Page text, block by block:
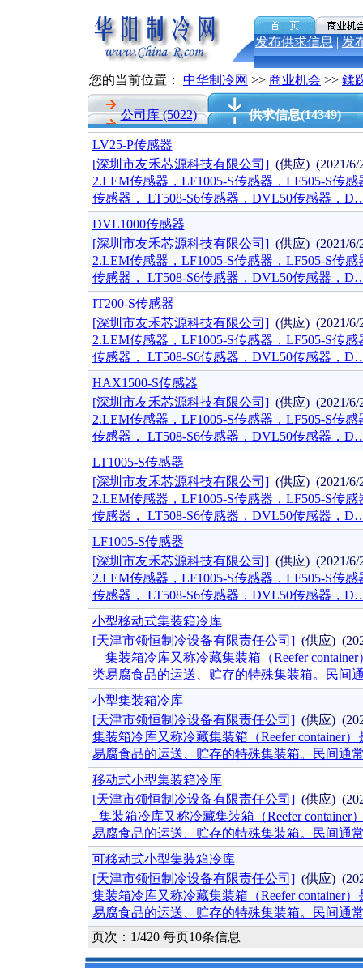
发布供求信息 | 发
您的当前位置： 中华制冷网 >> 商业机会 >> 鍒
公司库(5022) 供求信息(14349)
LV25-P传感器
[深圳市友禾芯源科技有限公司](供应) (2021/
2.LEM传感器，LF1005-S传感器，LF505-S传
传感器， LT508-S6传感器，DVL50传感器，
DVL1000传感器
[深圳市友禾芯源科技有限公司](供应) (2021/
2.LEM传感器，LF1005-S传感器，LF505-S传
传感器， LT508-S6传感器，DVL50传感器，
IT200-S传感器
[深圳市友禾芯源科技有限公司](供应) (2021/
2.LEM传感器，LF1005-S传感器，LF505-S传
传感器， LT508-S6传感器，DVL50传感器，
HAX1500-S传感器
[深圳市友禾芯源科技有限公司](供应) (2021/
2.LEM传感器，LF1005-S传感器，LF505-S传
传感器， LT508-S6传感器，DVL50传感器，
LT1005-S传感器
[深圳市友禾芯源科技有限公司](供应) (2021/
2.LEM传感器，LF1005-S传感器，LF505-S传
传感器， LT508-S6传感器，DVL50传感器，
LF1005-S传感器
[深圳市友禾芯源科技有限公司](供应) (2021/
2.LEM传感器，LF1005-S传感器，LF505-S传
传感器， LT508-S6传感器，DVL50传感器，
小型移动式集装箱冷库
[天津市领恒制冷设备有限责任公司](供应)
集装箱冷库又称冷藏集装箱（Reefer
类易腐食品的运送、贮存的特殊集装箱。民
小型集装箱冷库
[天津市领恒制冷设备有限责任公司](供应)
集装箱冷库又称冷藏集装箱（Reefer container
易腐食品的运送、贮存的特殊集装箱。民间
移动式小型集装箱冷库
[天津市领恒制冷设备有限责任公司](供应)
集装箱冷库又称冷藏集装箱（Reefer
易腐食品的运送、贮存的特殊集装箱。民间
可移动式小型集装箱冷库
[天津市领恒制冷设备有限责任公司](供应)
集装箱冷库又称冷藏集装箱（Reefer container
易腐食品的运送、贮存的特殊集装箱。民间
页次：1/420 每页10条信息